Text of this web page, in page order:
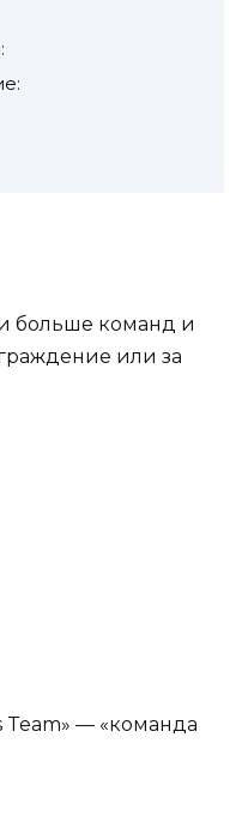
больше команд и
или за
Team» — «команда